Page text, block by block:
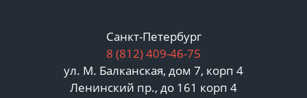
Санкт-Петербург
8 (812)409-46-75
ул. М. Балканская, дом 7, корп 4
Ленинский пр., до 161 корп 4